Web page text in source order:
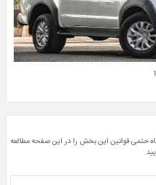
حتمی قوانین این بخش را در این صفحه مطالعه